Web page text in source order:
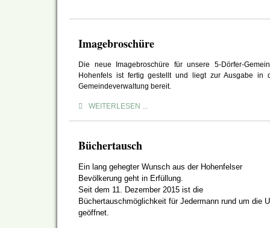
Imagebroschüre
Die neue Imagebroschüre für unsere 5-Dörfer-
Hohenfels ist fertig gestellt und liegt zur Ausgabe in
Gemeindeverwaltung bereit.
WEITERLESEN ...
Büchertausch
Ein lang gehegter Wunsch aus der Hohenfelser
Bevölkerung geht in Erfüllung.
Seit dem 11. Dezember 2015 ist die
Büchertauschmöglichkeit für Jedermann rund um die
geöffnet.